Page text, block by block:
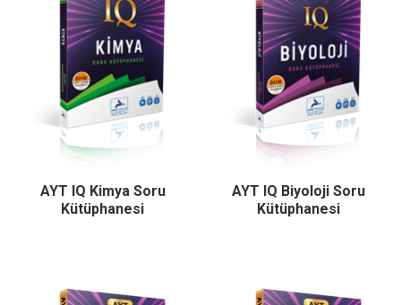
AYT IQ Kimya Soru
Kütüphanesi
AYT IQ Biyoloji Soru
Kütüphanesi